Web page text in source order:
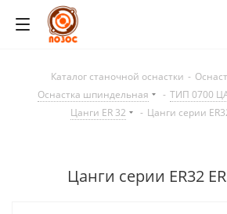
Каталог станочной оснастки -
Оснастка шпиндельная
- ТИП 0700
Цанги ER 32
- Цанги серии
Цанги серии ER32